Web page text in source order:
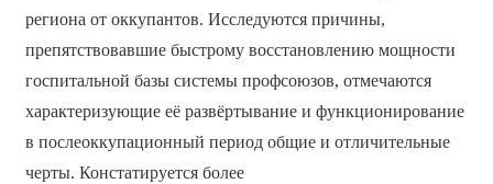
региона от оккупантов. Исследуются причины,
препятствовавшие быстрому восстановлению мощности
госпитальной базы системы профсоюзов, отмечаются
характеризующие её развёртывание и функционирование
в послеоккупационный период общие и отличительные
черты. Констатируется более